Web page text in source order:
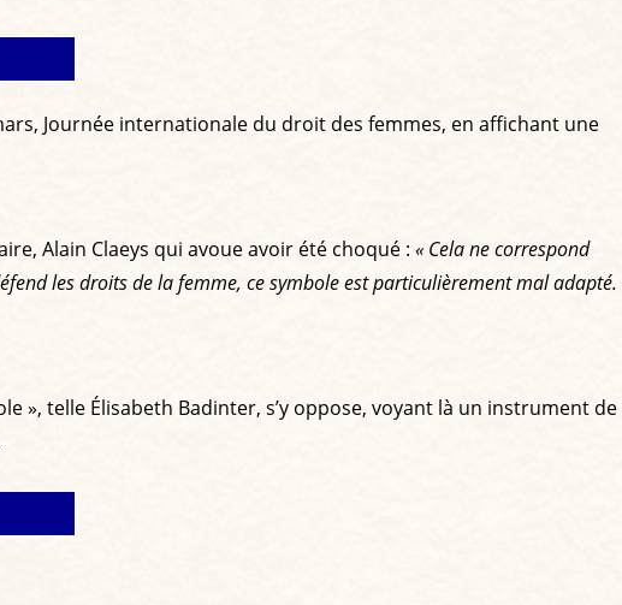
Journée internationale du droit des femmes, en affichant une
Alain Claeys qui avoue avoir été choqué : « Cela ne correspond
les droits de la femme, ce symbole est particulièrement mal adapté.
», telle Élisabeth Badinter, s’y oppose, voyant là un instrument de